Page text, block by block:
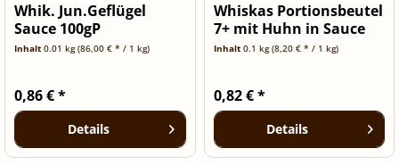
Whik. Jun.Geflügel
Sauce 100gP
Inhalt0.01 kg(86,00 € * / 1 kg)
0,86 € *
Details
Whiskas Portionsbeutel
7+ mit Huhn in Sauce
100g
Inhalt 0.1 kg(8,20 € * / 1 kg)
0,82 € *
Details